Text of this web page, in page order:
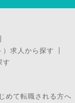
求人から探す
す
めて転職される方へ